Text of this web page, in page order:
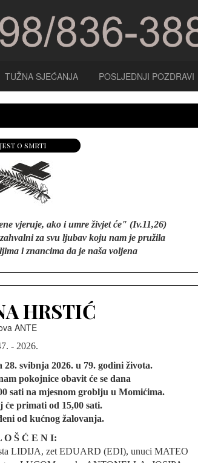
TUŽNA SJEĆANJA POSLJEDNJI POZDRAVI
o smrti
vjeruje, ako i umre živjet će" (Iv.11,26)
za svu ljubav koju nam je pružila
i znancima da je naša voljena
HRSTIĆ
ANTE
- 2026.
svibnja 2026. u 79. godini života.
pokojnice obavit će se dana
sati na mjesnom groblju u Momićima.
će primati od 15,00 sati.
od kućnog žalovanja.
O Š Ć E N I:
LIDIJA, zet EDUARD (EDI), unuci MATEO